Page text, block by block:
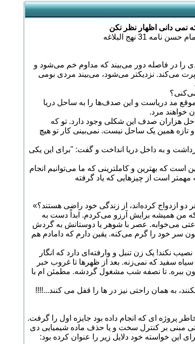
نمی دانی اظهار نظر نکن
31 نهج البلاغه
را در فاصله دور می‌بیند که مداوم خم می‌شود و
می‌کند. نزدیکتر می‌شود، می‌بیند مردی بومی
موقع مد دریاست و این صدف‌ها را به ساحل دریا
خواهند مرد.
هزاران صدف این شکلی وجود دارد. تو که
و تازه همین یک ساحل نیست. نمی‌بینی کار تو هیچ
و به داخل دریا انداخت و گفت: "برای این یکی
است که بهترین و کاملترینی که ما می‌توانیم انجام
مهمتر است از چیزهایی که یاد گرفته
ازدواج کرده‌اند، از زندگی خود راضی هستند؟»
من همیشه برایش آرزو می‌کردم. ابداً دست به
می‌خوابه. عصر با شوهر یا دوستانش به گردش
سر خود را گرم می‌کنه. یقین دارم که دامادم هم
یک زن تنبل و وارفته‌ای دارد که انگار
سفید که نمی‌زنه. بعد از ظهرها تا غروب خبر
ببره. تا نصفه شب مشغول گردشه. مطمئن ام با
به همان راحتی نیز در ها را قفل می کنند...!!!!
پروژه ای که انجام داده بود جایزه اول را گرفت.
بود تا دادخواستی مبنی بر کنترل سخت و یا حذف ماده شیمیایی دی
این خواسته خود دلایل زیر را عنوان کرده بود: